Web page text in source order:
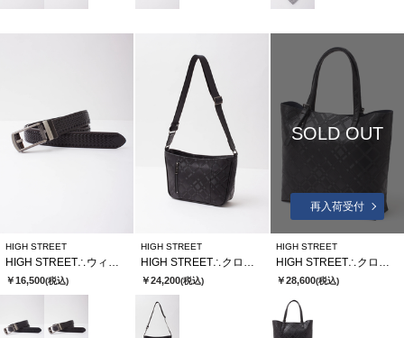
HIGH STREET
HIGH STREET∴ウィーブラインコンフォートベルト
￥16,500(税込)
HIGH STREET
HIGH STREET∴クロスディメンションカタオシショルダーバッグ
￥24,200(税込)
SOLD OUT
再入荷受付
HIGH STREET
HIGH STREET∴クロスディメンションカタオシトートバッグ
￥28,600(税込)